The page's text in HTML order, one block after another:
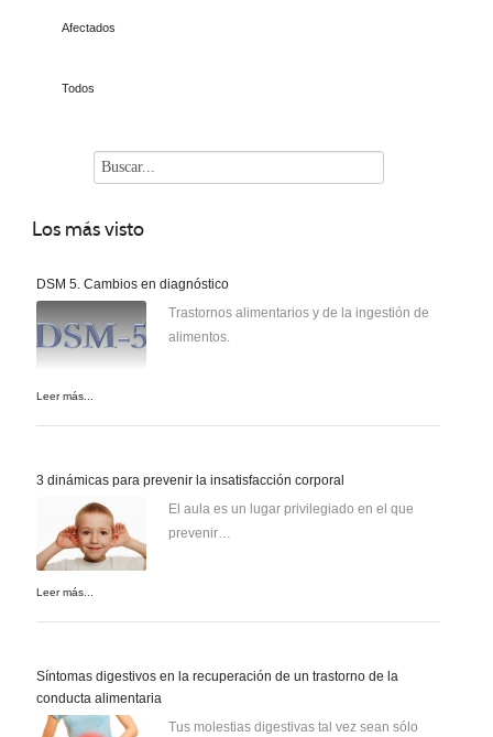
Afectados
Todos
Los más visto
DSM 5. Cambios en diagnóstico
Trastornos alimentarios y de la ingestión de
alimentos.
Leer más...
3 dinámicas para prevenir la insatisfacción corporal
El aula es un lugar privilegiado en el que
prevenir…
Leer más...
Síntomas digestivos en la recuperación de un trastorno de la
conducta alimentaria
Tus molestias digestivas tal vez sean sólo